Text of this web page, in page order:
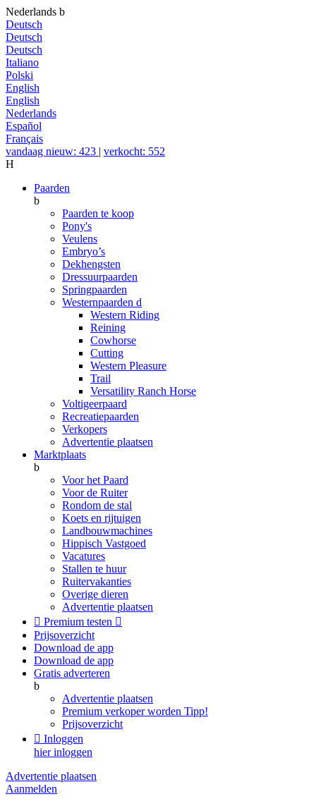
Nederlands b
Deutsch
Deutsch
Deutsch
Italiano
Polski
English
English
Nederlands
Español
Français
vandaag nieuw: 423 | verkocht: 552
H
Paarden
b
Paarden te koop
Pony's
Veulens
Embryo’s
Dekhengsten
Dressuurpaarden
Springpaarden
Westernpaarden d
Western Riding
Reining
Cowhorse
Cutting
Western Pleasure
Trail
Versatility Ranch Horse
Voltigeerpaard
Recreatiepaarden
Verkopers
Advertentie plaatsen
Marktplaats
b
Voor het Paard
Voor de Ruiter
Rondom de stal
Koets en rijtuigen
Landbouwmachines
Hippisch Vastgoed
Vacatures
Stallen te huur
Ruitervakanties
Overige dieren
Advertentie plaatsen
 Premium testen 
Prijsoverzicht
Download de app
Download de app
Gratis adverteren
b
Advertentie plaatsen
Premium verkoper worden Tipp!
Prijsoverzicht
 Inloggen
hier inloggen
Advertentie plaatsen
Aanmelden